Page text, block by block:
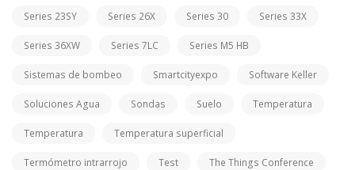
Series 23SY Series 26X Series 30 Series 33X
Series 36XW Series 7LC Series M5 HB
Sistemas de bombeo Smartcityexpo Software Keller
Soluciones Agua Sondas Suelo Temperatura
Temperatura Temperatura superficial
Termómetro intrarrojo Test The Things Conference